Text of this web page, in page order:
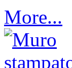
More...